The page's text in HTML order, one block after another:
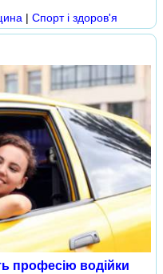
| Спорт і здоров'я
професію водійки